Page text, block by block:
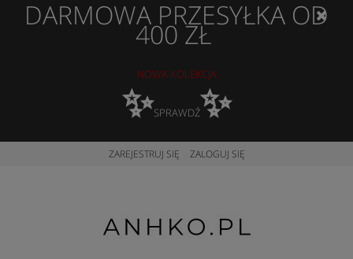
DARMOWA PRZESYŁKA OD
400 ZŁ
NOWA KOLEKCJA
✨SPRAWDŹ✨
ZAREJESTRUJ SIĘ ZALOGUJ SIĘ